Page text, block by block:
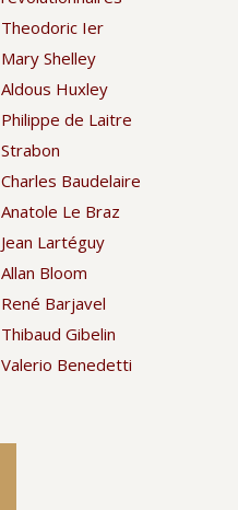
Theodoric Ier
Mary Shelley
Aldous Huxley
Philippe de Laitre
Strabon
Charles Baudelaire
Anatole Le Braz
Jean Lartéguy
Allan Bloom
René Barjavel
Thibaud Gibelin
Valerio Benedetti